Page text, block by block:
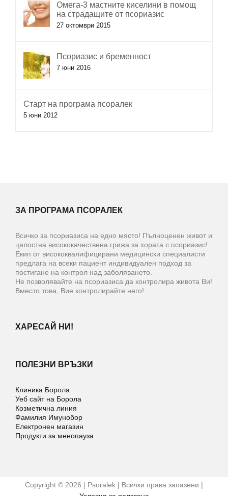
Омега-3 мастните киселини в помощ
на страдащите от псориазис
27 октомври 2015
Псориазис и бременност
7 юни 2016
Старт на програма псоралек
5 юни 2012
ЗА ПРОГРАМА ПСОРАЛЕК
Всичко за псориазиса на едно място! Пълноценен живот и
цялостна висококачествена грижа за хората с псориазис!
Екип от висококвалифицирани медицински специалисти
предлага на всеки пациент индивидуален подход за
постигане на контрол над заболяването.
Не позволявайте на псориазиса да контролира живота Ви!
Вместо това, Вие контролирайте него!
ХАРЕСАЙ НИ!
ПОЛЕЗНИ ВРЪЗКИ
Клиника Борола
Уеб сайт на Борола
Козметична линия
Фамилия Имунобор
Електронен магазин
Продукти за менопауза
Copyright © 2026 | Psoralek | Всички права запазени |